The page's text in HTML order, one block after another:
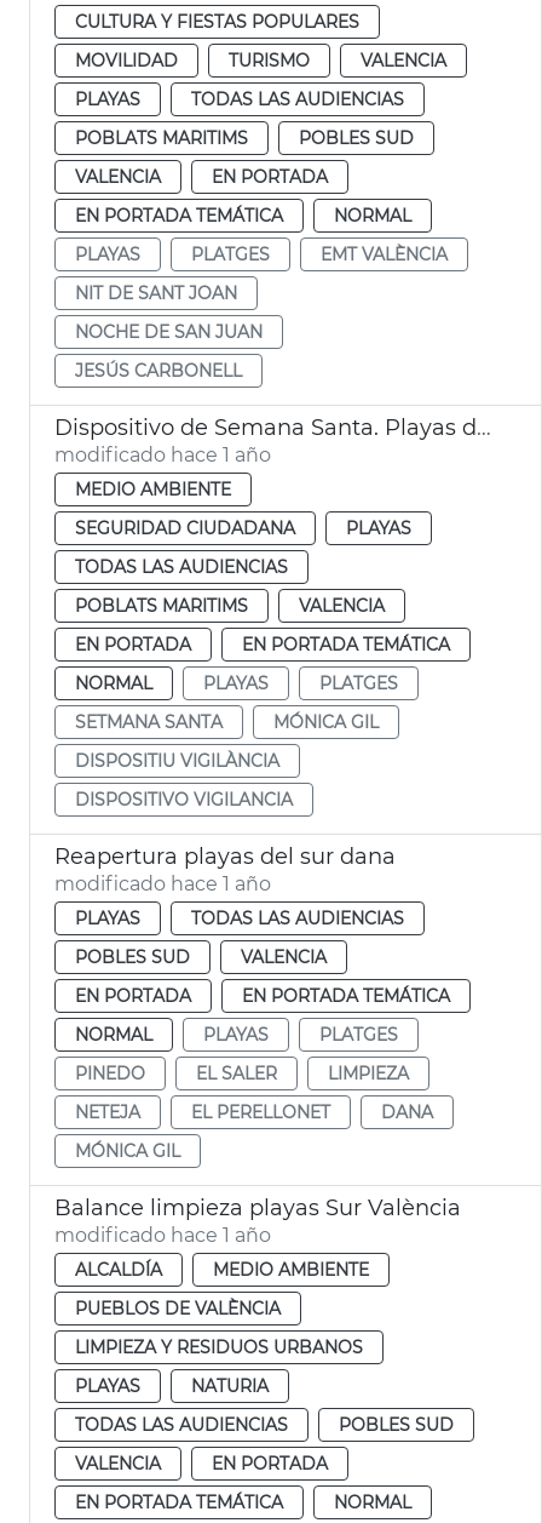
CULTURA Y FIESTAS POPULARES
MOVILIDAD
TURISMO
VALENCIA
PLAYAS
TODAS LAS AUDIENCIAS
POBLATS MARITIMS
POBLES SUD
VALENCIA
EN PORTADA
EN PORTADA TEMÁTICA
NORMAL
PLAYAS
PLATGES
EMT VALÈNCIA
NIT DE SANT JOAN
NOCHE DE SAN JUAN
JESÚS CARBONELL
Dispositivo de Semana Santa. Playas de València
modificado hace 1 año
MEDIO AMBIENTE
SEGURIDAD CIUDADANA
PLAYAS
TODAS LAS AUDIENCIAS
POBLATS MARITIMS
VALENCIA
EN PORTADA
EN PORTADA TEMÁTICA
NORMAL
PLAYAS
PLATGES
SETMANA SANTA
MÓNICA GIL
DISPOSITIU VIGILÀNCIA
DISPOSITIVO VIGILANCIA
Reapertura playas del sur dana
modificado hace 1 año
PLAYAS
TODAS LAS AUDIENCIAS
POBLES SUD
VALENCIA
EN PORTADA
EN PORTADA TEMÁTICA
NORMAL
PLAYAS
PLATGES
PINEDO
EL SALER
LIMPIEZA
NETEJA
EL PERELLONET
DANA
MÓNICA GIL
Balance limpieza playas Sur València
modificado hace 1 año
ALCALDÍA
MEDIO AMBIENTE
PUEBLOS DE VALÈNCIA
LIMPIEZA Y RESIDUOS URBANOS
PLAYAS
NATURIA
TODAS LAS AUDIENCIAS
POBLES SUD
VALENCIA
EN PORTADA
EN PORTADA TEMÁTICA
NORMAL